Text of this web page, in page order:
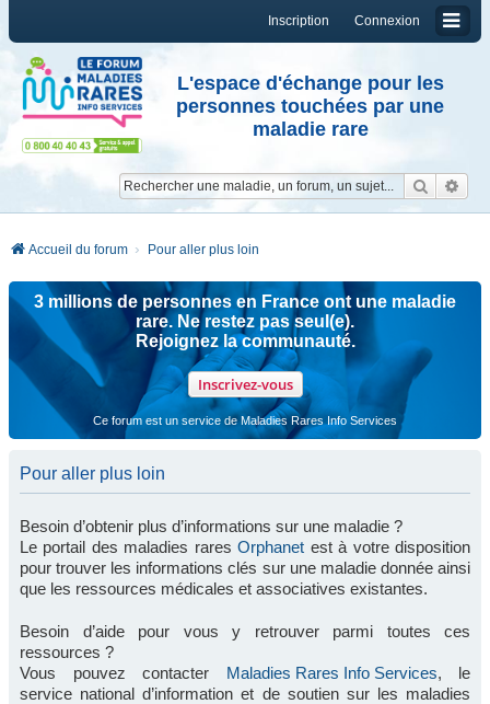
Connexion
Inscription
L'espace d'échange pour les
personnes touchées par une
maladie rare
Accueil du forum Pour aller plus loin
3 millions de personnes en France ont une maladie
rare. Ne restez pas seul(e).
Rejoignez la communauté.
Inscrivez-vous
Ce forum est un service de Maladies Rares Info Services
Pour aller plus loin
Besoin d’obtenir plus d’informations sur une maladie ?
Le portail des maladies raresOrphanet est à votre disposition
pour trouver les informations clés sur une maladie donnée ainsi
que les ressources médicales et associatives existantes.
Besoin d’aide pour vous y retrouver parmi toutes ces
ressources ?
Vous pouvez contacter Maladies Rares Info Services, le
service national d’information et de soutien sur les maladies